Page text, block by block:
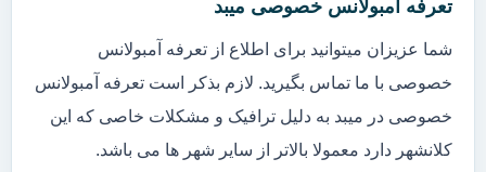
تعرفه آمبولانس خصوصی میبد
شما عزیزان میتوانید برای اطلاع از تعرفه آمبولانس
خصوصی با ما تماس بگیرید. لازم بذکر است تعرفه آمبولانس
خصوصی در میبد به دلیل ترافیک و مشکلات خاصی که این
کلانشهر دارد معمولا بالاتر از سایر شهر ها می باشد.